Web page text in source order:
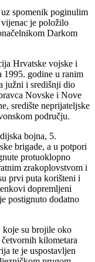
spomenik poginulim
je položilo
Darkom
Hrvatske vojske i
1995. godine u ranim
južni i središnji dio
Novske i Nove
središte neprijateljske
području.
bojna, 5.
brigade, a u potpori
protuoklopno
zrakoplovstvom i
prvi puta korišteni i
dopremljeni
postignuto dodatno
koje su brojile oko
kilometara
te je uspostavljen